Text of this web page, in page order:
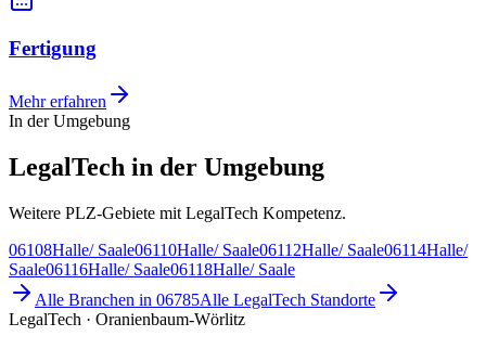
Fertigung
Mehr erfahren
In der Umgebung
LegalTech in der Umgebung
Weitere PLZ-Gebiete mit LegalTech Kompetenz.
06108Halle/ Saale06110Halle/ Saale06112Halle/ Saale06114Halle/
Saale06116Halle/ Saale06118Halle/ Saale
Alle Branchen in 06785Alle LegalTech Standorte
LegalTech · Oranienbaum-Wörlitz